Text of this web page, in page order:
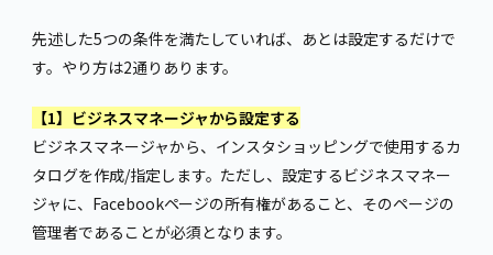
先述した5つの条件を満たしていれば、あとは設定するだけで
す。やり方は2通りあります。
【1】ビジネスマネージャから設定する
ビジネスマネージャから、インスタショッピングで使用するカ
タログを作成/指定します。ただし、設定するビジネスマネー
ジャに、Facebookページの所有権があること、そのページの
管理者であることが必須となります。